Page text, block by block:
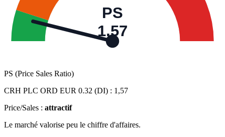
PS
1,57
PS (Price Sales Ratio)
CRH PLC ORD EUR 0.32 (DI) : 1,57
Price/Sales : attractif
Le marché valorise peu le chiffre d'affaires.